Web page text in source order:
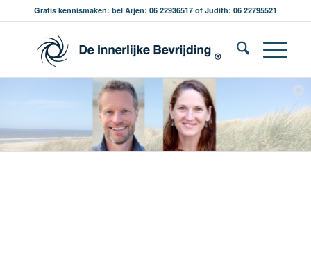
Gratis kennismaken: bel Arjen: 06 22936517 of Judith: 06 22795521